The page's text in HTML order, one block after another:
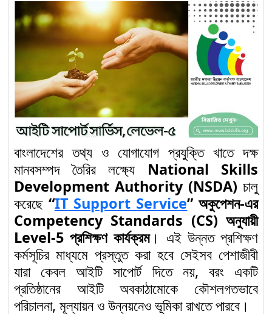
and Maintenance for
Construction’ লেভেল-৩
কম্পিটেন্সি স্ট্যান্ডার্ডস
নির্মাণ খাতে দক্ষ জনশক্তি গঠনে
“Plumbing” অকুপেশন
Level-3: Competency
Standards অনুযায়ী নতুন
দিগন্ত
৯
“Solar Electrical
System Installation
and Maintenance”
অকুপেশনে Competency
Standards অনুযায়ী Level-2
১০
Solar Electrical System
Installation and
Maintenance (Level-1) :
১১
বাংলাদেশের তথ্য ও যোগাযোগ প্রযুক্তি খাতে দক্ষ
মানবসম্পদ তৈরির লক্ষ্যে National Skills
Development Authority (NSDA) চালু
করেছে “IT Support Service” অকুপেশন-এর
Competency Standards (CS) অনুযায়ী
Level-5 প্রশিক্ষণ কার্যক্রম। এই উন্নত প্রশিক্ষণ
কর্মসূচির মাধ্যমে প্রস্তুত করা হবে সেইসব পেশাজীবী
যারা কেবল আইটি সাপোর্ট দিতে নয়, বরং একটি
প্রতিষ্ঠানের আইটি অবকাঠামোকে কৌশলগতভাবে
পরিচালনা, মূল্যায়ন ও উন্নয়নেও ভূমিকা রাখতে পারবে।